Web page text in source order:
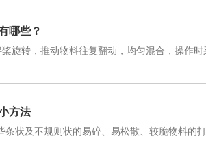
哪些？
旋转，推动物料往复翻动，均匀混合，操作
方法
状及不规则状的易碎、易松散、较脆物料的